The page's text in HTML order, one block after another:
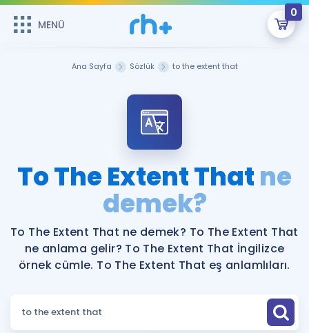
MENÜ
0
Şifremi Hatırlamıyorum
Sepetin Şu An Boş.
Remzi Hoca ile seni sınava hazırlayacak onlarca eğitim seni
bekliyor!
MENÜ
Katılımcı Görüşleri
Faydalı Araçlar
Ücretsiz Kaynaklar
Blog
İngilizce Gramer
Ana Sayfa Sözlük to the extent that
To The Extent Thatne
demek?
To The Extent That ne demek? To The Extent That
ne anlama gelir? To The Extent That İngilizce
örnek cümle. To The Extent That eş anlamlıları.